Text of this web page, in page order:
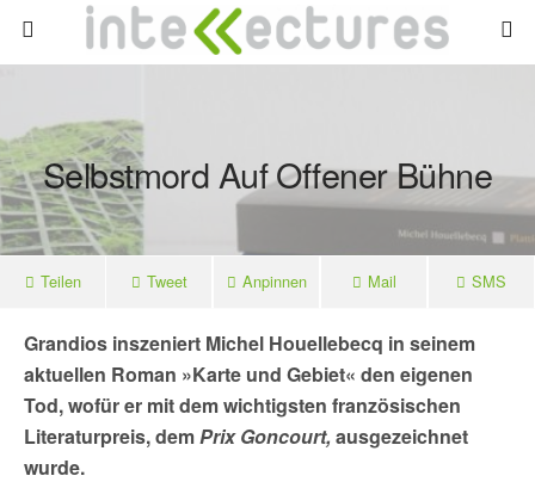
Selbstmord Auf Offener Bühne
Teilen Tweet Anpinnen Mail SMS
Grandios inszeniert Michel Houellebecq in seinem
aktuellen Roman »Karte und Gebiet« den eigenen
Tod, wofür er mit dem wichtigsten französischen
Literaturpreis, demPrix Goncourt, ausgezeichnet
wurde.